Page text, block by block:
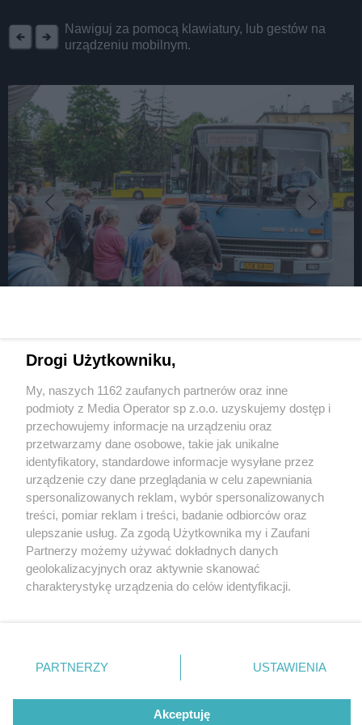
Nawiguj za pomocą klawiatury, lub gestów na
urządzeniu mobilnym.
„Kierunek GZM”. Węgierski autobus znów na
trasie
1 / 1
Kierunek GZM Rajza
Ikarusem
Wróć do artykułu:
Rajza Ikarusem to jeden z hitów festiwalu
„Kierunek GZM”. Węgierski autobus znów na
Wydawca mediów lokalnych
Nie zapomnij
zapoznać się z:
polityką prywatności
Twojemiasto
Piekary Śląskie
Chorzów
Tarnowskie Góry
Gliwice
Skontakuj sięz nami
Kontakt
Redakcja
Newsletter
Drogi Użytkowniku,
My, naszych 1162 zaufanych partnerów oraz inne
podmioty z Media Operator sp z.o.o. uzyskujemy dostęp i
przechowujemy informacje na urządzeniu oraz
przetwarzamy dane osobowe, takie jak unikalne
identyfikatory, standardowe informacje wysyłane przez
urządzenie czy dane przeglądania w celu zapewniania
spersonalizowanych reklam, wybór spersonalizowanych
treści, pomiar reklam i treści, badanie odbiorców oraz
ulepszanie usług. Za zgodą Użytkownika my i Zaufani
Partnerzy możemy używać dokładnych danych
geolokalizacyjnych oraz aktywnie skanować
charakterystykę urządzenia do celów identyfikacji.
zmienić/wycofać klikając przycisk ustawień prywatności
znajdujący się w lewym dolnym rogu strony
rodzaje przetwarzania danych nie wymagają zgody
użytkownika, ale masz prawo sprzeciwić się takiemu
PARTNERZY USTAWIENIA
Akceptuję